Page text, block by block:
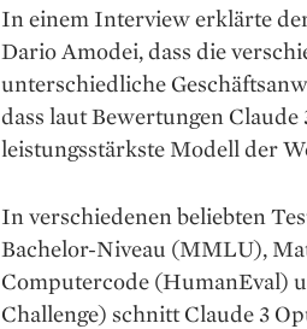
In einem Interview erklärte
Dario Amodei, dass die
unterschiedliche
dass laut Bewertungen Claude
leistungsstärkste Modell der
In verschiedenen beliebten
Bachelor-Niveau (MMLU),
Computercode (HumanEval)
Challenge) schnitt Claude 3